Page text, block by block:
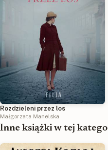
Rozdzieleni przez los
Małgorzata Manelska
Inne książki w tej